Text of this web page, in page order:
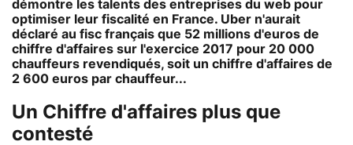
démontre les talents des entreprises du web pour
optimiser leur fiscalité en France. Uber n'aurait
déclaré au fisc français que 52 millions d'euros de
chiffre d'affaires sur l'exercice 2017 pour 20 000
chauffeurs revendiqués, soit un chiffre d'affaires de
2 600 euros par chauffeur...
Un Chiffre d'affaires plus que
contesté